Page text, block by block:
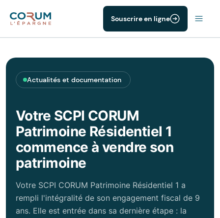
Souscrire en ligne
Actualités et documentation
Votre SCPI CORUM
Patrimoine Résidentiel 1
commence à vendre son
patrimoine
Votre SCPI CORUM Patrimoine Résidentiel 1 a
rempli l'intégralité de son engagement fiscal de 9
ans. Elle est entrée dans sa dernière étape : la